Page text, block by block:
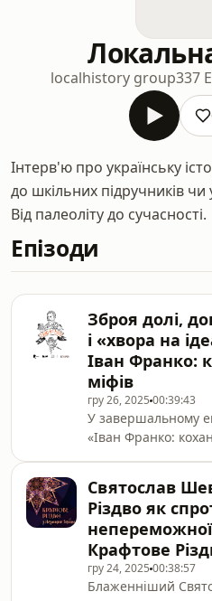
localhistory group337
Інтерв'ю про українську
до шкільних підручників чи
Від палеоліту до сучасності.
Епізоди
Зброя долі,
і «хвора на
Іван Франко:
міфів
гру 26, 2025 00:39:43
У завершальному
«Іван Франко:
1885 роки, коли
перебував на
дружини. У ньому
поглянути, які ще
розглядав і хто був
отримати від
Святослав
Різдво як
непереможної
Крафтове
гру 24, 2025 00:38:57
Блаженніший